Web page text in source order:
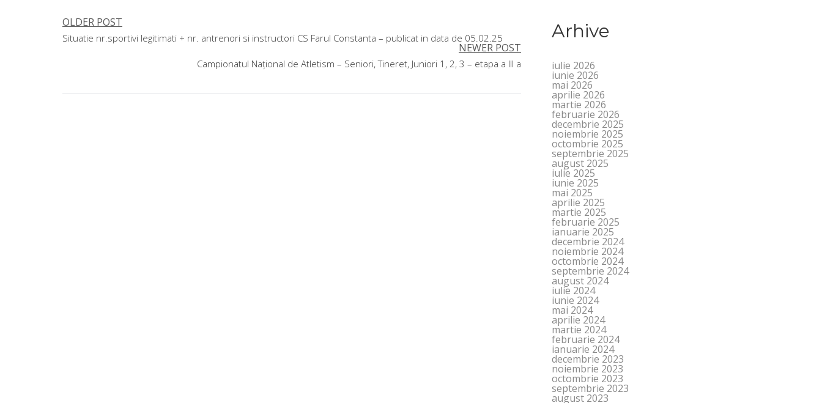
Navigare
în
OLDER POST
Situatie nr.sportivi legitimati + nr. antrenori si instructori CS Farul Constanta – publicat in data de 05.02.25
NEWER POST
Campionatul Național de Atletism – Seniori, Tineret, Juniori 1, 2, 3 – etapa a III a
Arhive
iulie 2026
iunie 2026
mai 2026
aprilie 2026
martie 2026
februarie 2026
decembrie 2025
noiembrie 2025
octombrie 2025
septembrie 2025
august 2025
iulie 2025
iunie 2025
mai 2025
aprilie 2025
martie 2025
februarie 2025
ianuarie 2025
decembrie 2024
noiembrie 2024
octombrie 2024
septembrie 2024
august 2024
iulie 2024
iunie 2024
mai 2024
aprilie 2024
martie 2024
februarie 2024
ianuarie 2024
decembrie 2023
noiembrie 2023
octombrie 2023
septembrie 2023
august 2023